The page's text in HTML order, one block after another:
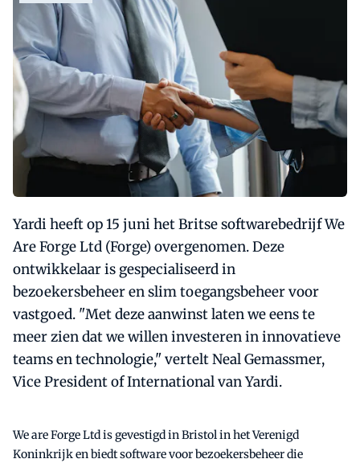
Yardi heeft op 15 juni het Britse softwarebedrijf We
Are Forge Ltd (Forge) overgenomen. Deze
ontwikkelaar is gespecialiseerd in
bezoekersbeheer en slim toegangsbeheer voor
vastgoed. "Met deze aanwinst laten we eens te
meer zien dat we willen investeren in innovatieve
teams en technologie," vertelt Neal Gemassmer,
Vice President of International van Yardi.
We are Forge Ltd is gevestigd in Bristol in het Verenigd
Koninkrijk en biedt software voor bezoekersbeheer die